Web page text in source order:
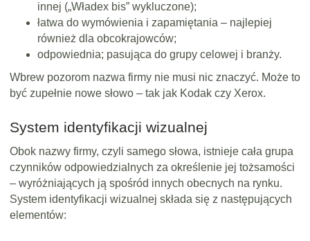
innej („Władex bis” wykluczone);
łatwa do wymówienia i zapamiętania – najlepiej
również dla obcokrajowców;
odpowiednia; pasująca do grupy celowej i branży.
Wbrew pozorom nazwa firmy nie musi nic znaczyć. Może to
być zupełnie nowe słowo – tak jak Kodak czy Xerox.
System identyfikacji wizualnej
Obok nazwy firmy, czyli samego słowa, istnieje cała grupa
czynników odpowiedzialnych za określenie jej tożsamości
– wyróżniających ją spośród innych obecnych na rynku.
System identyfikacji wizualnej składa się z następujących
elementów: